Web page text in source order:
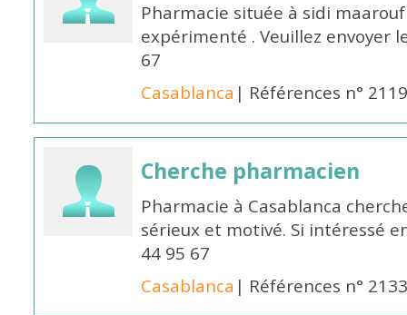
Pharmacie située à sidi
expérimenté . Veuillez envoyer
67
Casablanca | Références n°
Cherche pharmacien
Pharmacie à Casablanca
sérieux et motivé. Si intéressé
44 95 67
Casablanca | Références n°